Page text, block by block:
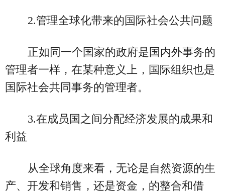
2.管理全球化带来的国际社会公共问题
正如同一个国家的政府是国内外事务的
管理者一样，在某种意义上，国际组织也是
国际社会共同事务的管理者。
3.在成员国之间分配经济发展的成果和
利益
从全球角度来看，无论是自然资源的生
产、开发和销售，还是资金，的整合和借